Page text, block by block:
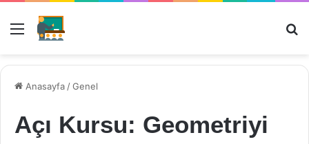
Menü
Anasayfa /Genel
Açı Kursu: Geometriyi